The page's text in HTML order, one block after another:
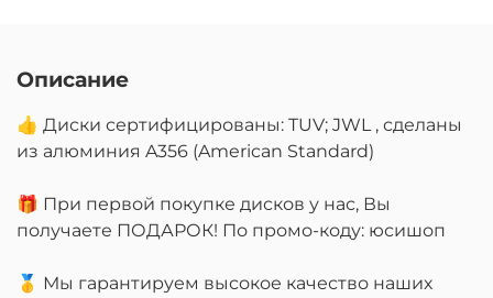
Описание
👍 Диски сертифицированы: TUV; JWL , сделаны
из алюминия A356 (American Standard)
🎁 При первой покупке дисков у нас, Вы
получаете ПОДАРОК! По промо-коду: юсишоп
🥇 Мы гарантируем высокое качество наших